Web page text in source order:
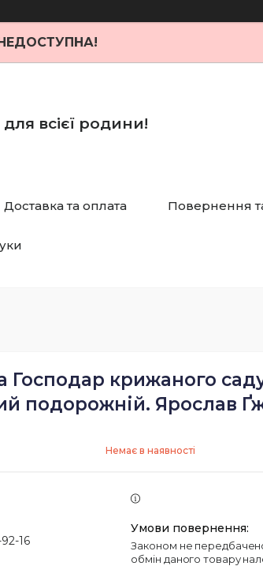
НЕДОСТУПНА!
всієї родини!
Доставка та оплата Повернення
Господар крижаного
подорожній. Ярослав
Немає в наявності
16
Законом не передбачено повернення та
обмін даного товару